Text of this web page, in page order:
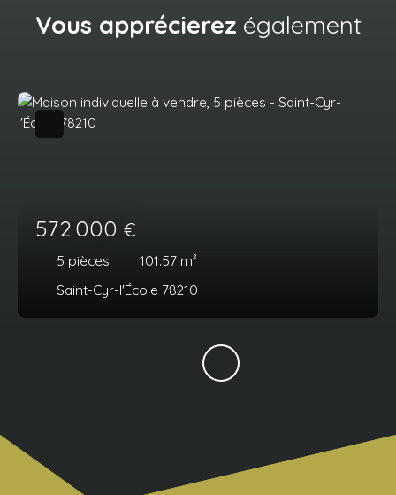
Vous apprécierez également
572 000 €
5 pièces 101.57 m²
Saint-Cyr-l'École 78210